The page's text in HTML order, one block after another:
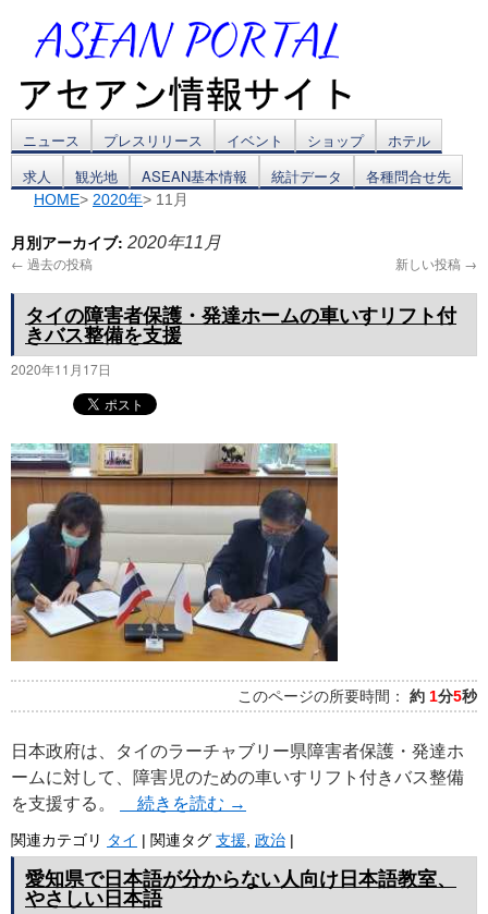
コ
ン
ン
ツ
へ
ッ
プ
ニュース プレスリリース イベント ショップ
ホテル
求人
観光地 ASEAN基本情報 統計データ 各種問合せ先
HOME> 2020年> 11月
月別アーカイブ: 2020年11月
← 過去の投稿 新しい投稿 →
タイの障害者保護・発達ホームの車いすリフト付
きバス整備を支援
2020年11月17日
このページの所要時間： 約 1分5秒
日本政府は、タイのラーチャブリー県障害者保護・発達ホ
ームに対して、障害児のための車いすリフト付きバス整備
を支援する。
続きを読む →
関連カテゴリ タイ | 関連タグ 支援, 政治 |
愛知県で日本語が分からない人向け日本語教室、
やさしい日本語